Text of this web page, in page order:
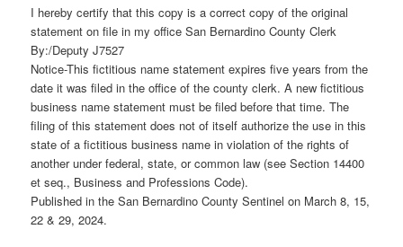
I hereby certify that this copy is a correct copy of the original
statement on file in my office San Bernardino County Clerk
By:/Deputy J7527
Notice-This fictitious name statement expires five years from the
date it was filed in the office of the county clerk. A new fictitious
business name statement must be filed before that time. The
filing of this statement does not of itself authorize the use in this
state of a fictitious business name in violation of the rights of
another under federal, state, or common law (see Section 14400
et seq., Business and Professions Code).
Published in the San Bernardino County Sentinel on March 8, 15,
22 & 29, 2024.